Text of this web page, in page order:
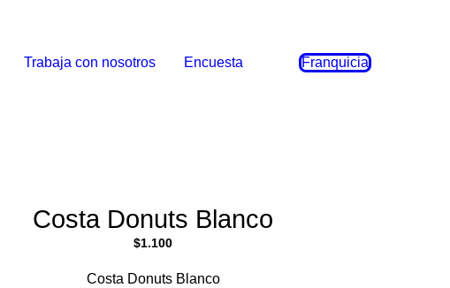
Trabaja con nosotros Encuesta Franquicia
Costa Donuts Blanco
$1.100
Costa Donuts Blanco